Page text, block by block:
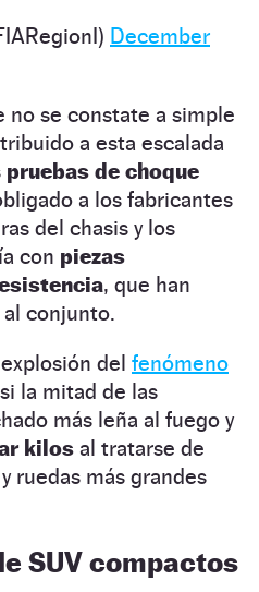
December
no se constate a simple
a esta escalada
pruebas de choque
a los fabricantes
del chasis y los
con piezas
, que han
conjunto.
del fenómeno
la mitad de las
más leña al fuego y
kilos al tratarse de
ruedas más grandes
SUV compactos